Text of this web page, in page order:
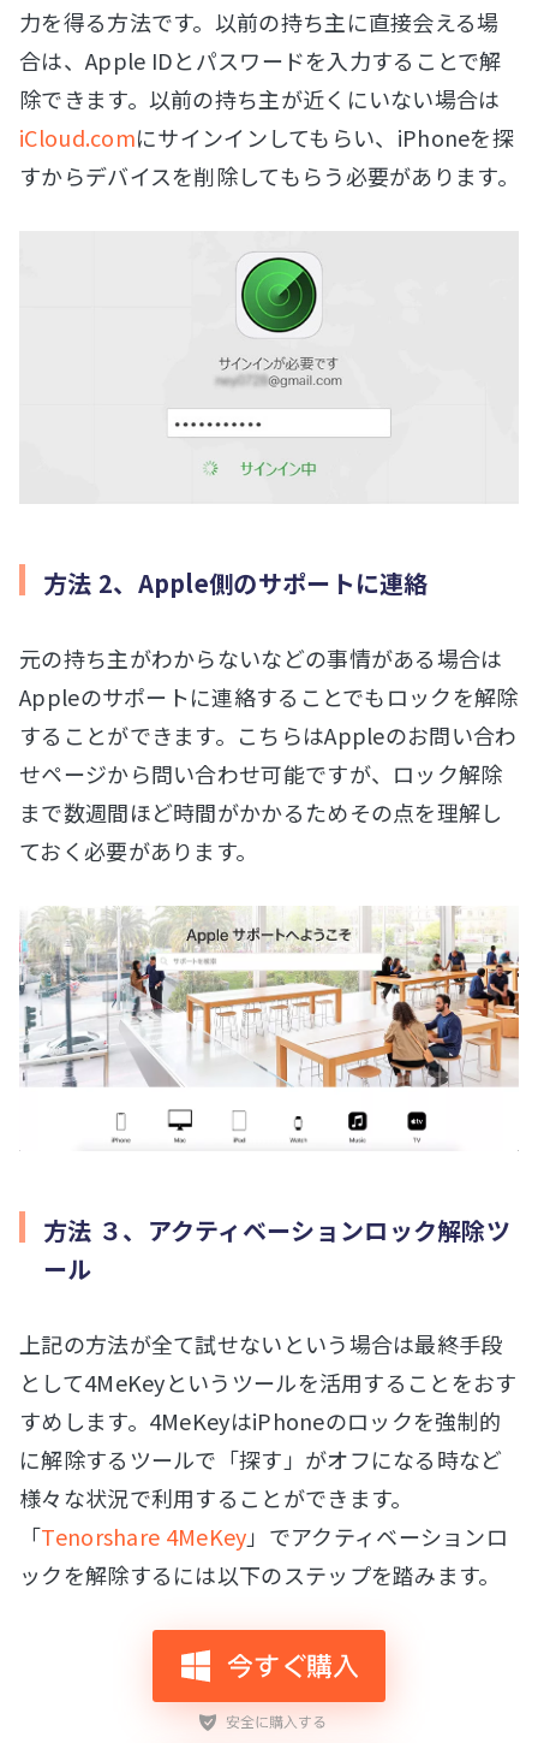
力を得る方法です。以前の持ち主に直接会える場
合は、Apple IDとパスワードを入力することで解
除できます。以前の持ち主が近くにいない場合は
iCloud.comにサインインしてもらい、iPhoneを探
すからデバイスを削除してもらう必要があります。
方法 2、Apple側のサポートに連絡
元の持ち主がわからないなどの事情がある場合は
Appleのサポートに連絡することでもロックを解除
することができます。こちらはAppleのお問い合わ
せページから問い合わせ可能ですが、ロック解除
まで数週間ほど時間がかかるためその点を理解し
ておく必要があります。
方法 ３、アクティベーションロック解除ツ
ール
上記の方法が全て試せないという場合は最終手段
として4MeKeyというツールを活用することをおす
すめします。4MeKeyはiPhoneのロックを強制的
に解除するツールで「探す」がオフになる時など
様々な状況で利用することができます。
「Tenorshare 4MeKey」でアクティベーションロ
ックを解除するには以下のステップを踏みます。